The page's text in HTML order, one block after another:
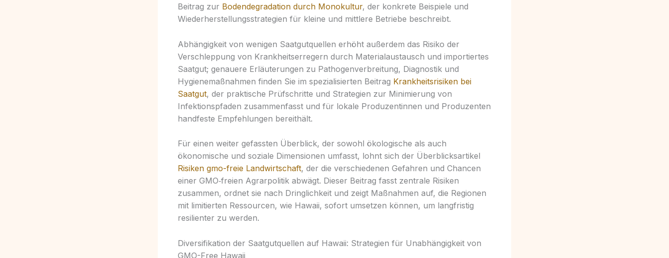
Beitrag zur Bodendegradation durch Monokultur, der konkrete Beispiele und
Wiederherstellungsstrategien für kleine und mittlere Betriebe beschreibt.
Abhängigkeit von wenigen Saatgutquellen erhöht außerdem das Risiko der
Verschleppung von Krankheitserregern durch Materialaustausch und importiertes
Saatgut; genauere Erläuterungen zu Pathogenverbreitung, Diagnostik und
Hygienemaßnahmen finden Sie im spezialisierten Beitrag Krankheitsrisiken bei
Saatgut, der praktische Prüfschritte und Strategien zur Minimierung von
Infektionspfaden zusammenfasst und für lokale Produzentinnen und Produzenten
handfeste Empfehlungen bereithält.
Für einen weiter gefassten Überblick, der sowohl ökologische als auch
ökonomische und soziale Dimensionen umfasst, lohnt sich der Überblicksartikel
Risiken gmo-freie Landwirtschaft, der die verschiedenen Gefahren und Chancen
einer GMO‑freien Agrarpolitik abwägt. Dieser Beitrag fasst zentrale Risiken
zusammen, ordnet sie nach Dringlichkeit und zeigt Maßnahmen auf, die Regionen
mit limitierten Ressourcen, wie Hawaii, sofort umsetzen können, um langfristig
resilienter zu werden.
Diversifikation der Saatgutquellen auf Hawaii: Strategien für Unabhängigkeit von
GMO-Free Hawaii